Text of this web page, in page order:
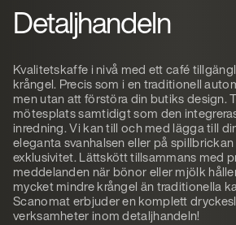
Detaljhandeln
Kvalitetskaffe i nivå med ett café
krångel. Precis som i en traditionell
men utan att förstöra din butiks design.
mötesplats samtidigt som den
inredning. Vi kan till och med lägga till
eleganta svanhalsen eller på
exklusivitet. Lättskött tillsammans med
meddelanden när bönor eller mjölk
mycket mindre krångel än traditionella
Scanomat erbjuder en komplett
verksamheter inom detaljhandeln!